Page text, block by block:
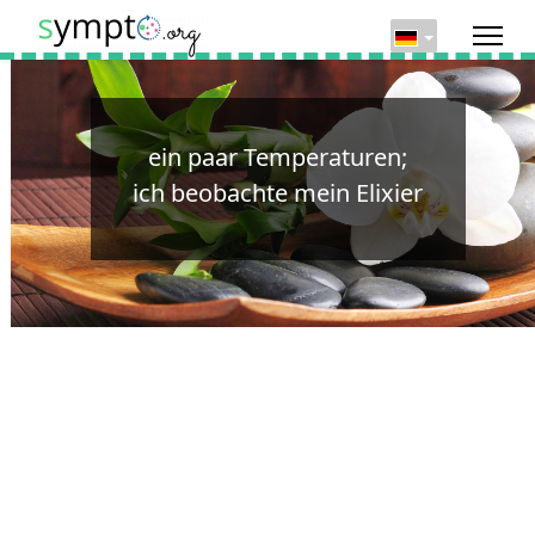
ein paar Temperaturen;
ich beobachte mein Elixier